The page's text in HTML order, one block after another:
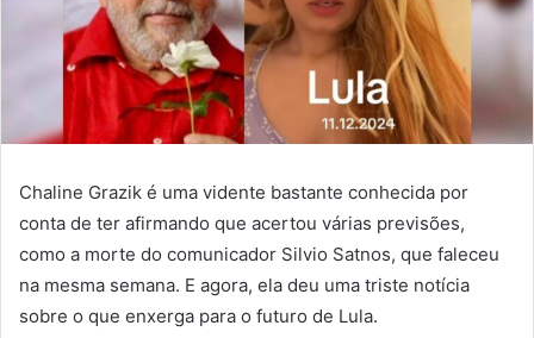
Chaline Grazik é uma vidente bastante conhecida por
conta de ter afirmando que acertou várias previsões,
como a morte do comunicador Silvio Satnos, que faleceu
na mesma semana. E agora, ela deu uma triste notícia
sobre o que enxerga para o futuro de Lula.